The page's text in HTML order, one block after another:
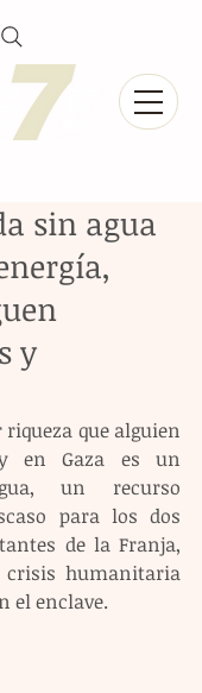
sin agua
y
que alguien
en Gaza es un
un recurso
para los dos
de la Franja,
humanitaria
el enclave.